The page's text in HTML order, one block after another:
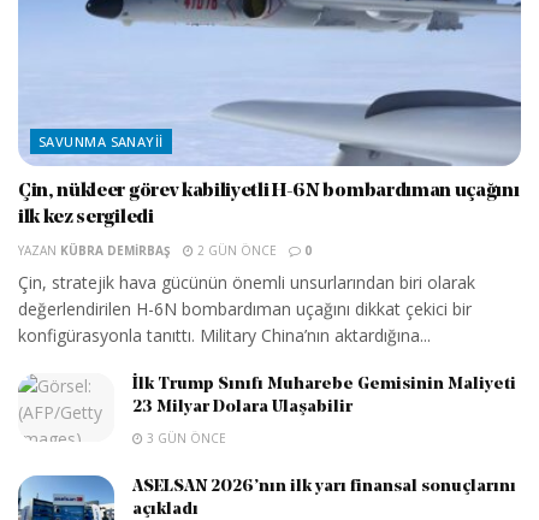
SAVUNMA SANAYII
Çin, nükleer görev kabiliyetli H-6N bombardıman uçağını
ilk kez sergiledi
YAZAN KÜBRA DEMIRBAŞ 2 GÜN ÖNCE 0
Çin, stratejik hava gücünün önemli unsurlarından biri olarak
değerlendirilen H-6N bombardıman uçağını dikkat çekici bir
konfigürasyonla tanıttı. Military China’nın aktardığına...
İlk Trump Sınıfı Muharebe Gemisinin Maliyeti
23 Milyar Dolara Ulaşabilir
3 GÜN ÖNCE
ASELSAN 2026’nın ilk yarı finansal sonuçlarını
açıkladı